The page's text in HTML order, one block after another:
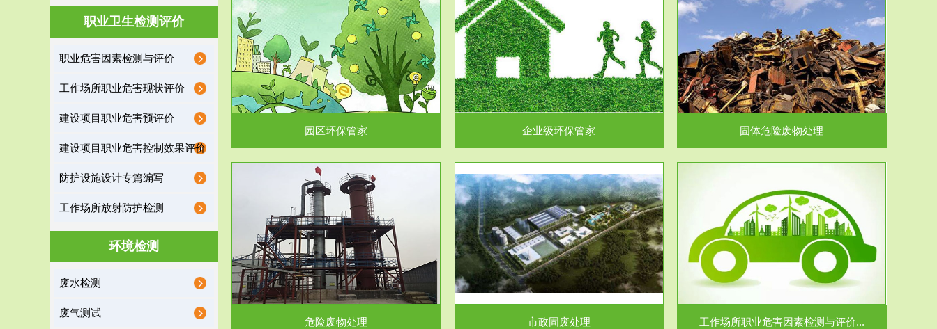
职业卫生检测评价
职业危害因素检测与评价
工作场所职业危害现状评价
建设项目职业危害预评价
建设项目职业危害控制效果评价
防护设施设计专篇编写
工作场所放射防护检测
环境检测
废水检测
废气测试
服务范围
园区环保管家
保护作用促进供给侧结...
园区环保管家
服务范围
企业级环保管家
排污许可证作为企业环保执法情况的一个重要依
据，其必要性及合规性...
企业级环保管家
服务范围
固体危险废物处理
固体废物解释：固体废物是指人们在生产建设、
日常生活和其他活动中...
固体危险废物处理
服务范围
危险废物处理
危险废物解释：根据《中华人民共和国固体废物
污染防治法》的规定，危...
危险废物处理
服务范围
市政固废处理
蔚蓝生态环境科技所从事的市政废物处理业务包
括市政废物的处理处...
市政固废处理
服务范围
工作场所职业危害因素检测与评价...
【检测评价意义】：全面了解工作场所职业病危
害因素分布与浓（强）度...
工作场所职业危害因素检测与评价...